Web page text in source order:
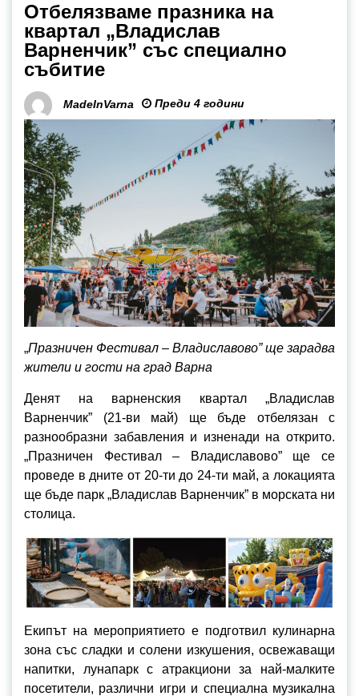
Отбелязваме празника на
квартал „Владислав
Варненчик” със специално
събитие
MadeInVarna Преди 4 години
„Празничен Фестивал – Владиславово” ще зарадва
жители и гости на град Варна
Денят на варненския квартал „Владислав
Варненчик” (21-ви май) ще бъде отбелязан с
разнообразни забавления и изненади на открито.
„Празничен Фестивал – Владиславово” ще се
проведе в дните от 20-ти до 24-ти май, а локацията
ще бъде парк „Владислав Варненчик” в морската ни
столица.
Екипът на мероприятието е подготвил кулинарна
зона със сладки и солени изкушения, освежаващи
напитки, лунапарк с атракциони за най-малките
посетители, различни игри и специална музикална